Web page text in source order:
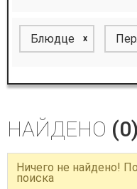
Блюдце x
НАЙДЕНО (0)
Ничего не найдено!
поиска